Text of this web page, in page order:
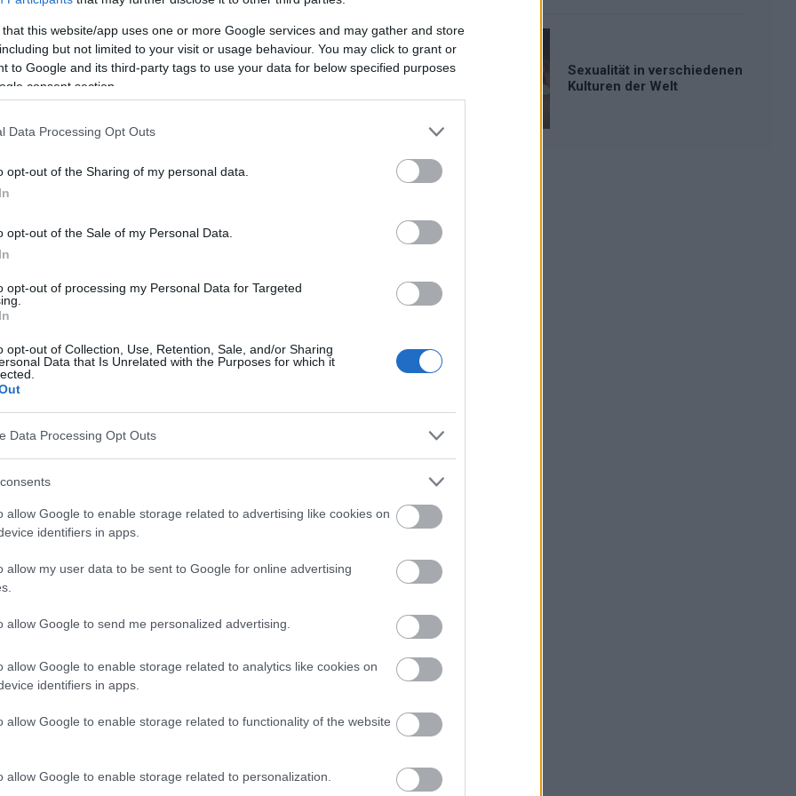
that this website/app uses one or more Google services and may gather and store
but not limited to your visit or usage behaviour. You may click to grant or
to Google and its third-party tags to use your data for below specified purposes
consent section.
Data Processing Opt Outs
opt-out of the Sharing of my personal data.
opt-out of the Sale of my Personal Data.
opt-out of processing my Personal Data for Targeted
opt-out of Collection, Use, Retention, Sale, and/or Sharing
Data that Is Unrelated with the Purposes for which it
Data Processing Opt Outs
allow Google to enable storage related to advertising like cookies on
identifiers in apps.
allow my user data to be sent to Google for online advertising
allow Google to send me personalized advertising.
allow Google to enable storage related to analytics like cookies on
identifiers in apps.
allow Google to enable storage related to functionality of the website
allow Google to enable storage related to personalization.
man, wenn eine Person abnorme Einstellungen,
die ihr tägliches Funktionieren erheblich
der Patient die verschiedenen
ganz richtig, und es kommt auch vor, dass sich
und Reaktionsweisen - die letztlich zu
unterschiedlichen Situationen manifestieren.
den Ursprung von
Umwelteinflüsse als Hauptursache
Schwierigkeiten in den Beziehungen zu
Ereignisse. Heute hingegen wird immer
vererbten Genen und
wann eine Persönlichkeitsstörung überhaupt
vertreten die Ansicht, dass die
im Erwachsenenalter abgeschlossen ist und dass
Patienten diagnostiziert werden
definitiv von der Kindheit und Jugend und den
beeinflusst. Darüber hinaus werden immer
bereits bei Jugendlichen
und Behandlung von
Sexualität in verschiedenen
Kulturen der Welt